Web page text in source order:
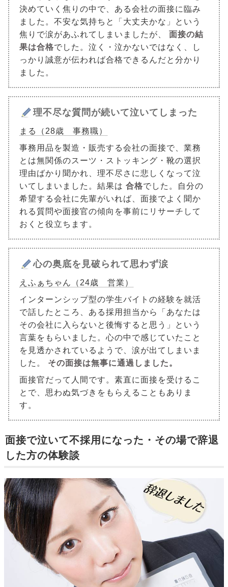
決めていく焦りの中で、ある会社の面接に臨み
ました。不安な気持ちと「大丈夫かな」という
焦りで涙があふれてしまいましたが、
面接の結
果は合格でした。泣く・泣かないではなく、し
っかり誠意が伝われば合格できるんだと分かり
ました。
理不尽な質問が続いて泣いてしまった
まる（28歳 事務職）
事務用品を製造・販売する会社の面接で、業務
とは無関係のスーツ・ストッキング・靴の選択
理由ばかり聞かれ、理不尽さに悲しくなって泣
いてしまいました。結果は 合格でした。自分の
希望する会社に先輩がいれば、面接でよく聞か
れる質問や面接官の傾向を事前にリサーチして
おくと役立ちます。
心の奥底を見破られて思わず涙
えふぁちゃん（24歳 営業）
インターンシップ型の学生バイトの経験を就活
で話したところ、ある採用担当から「あなたは
その会社に入らないと後悔すると思う」という
言葉をもらいました。心の中で感じていたこと
を見透かされているようで、涙が出てしまいま
した。
その面接は無事に通過しました。
面接官だって人間です。素直に面接を受けるこ
とで、思わぬ気づきをもらえることもありま
す。
面接で泣いて不採用になった・その場で辞退
した方の体験談